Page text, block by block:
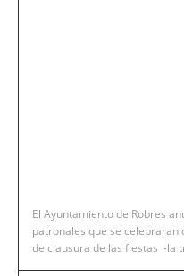
El Ayuntamiento de Robres
patronales que se celebraran
de clausura de las fiestas -la